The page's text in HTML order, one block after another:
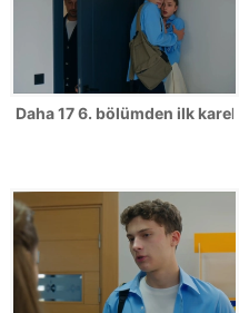
Daha 17 6. bölümden ilk kareler!